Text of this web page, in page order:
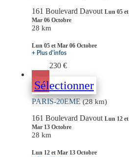
161 Boulevard Davout Lun 05 et
Mar 06 Octobre
28 km
Lun 05 et Mar 06 Octobre
+ Plus d'infos
230 €
Sélectionner
PARIS-20EME(28 km)
161 Boulevard Davout Lun 12 et
Mar 13 Octobre
28 km
Lun 12 et Mar 13 Octobre